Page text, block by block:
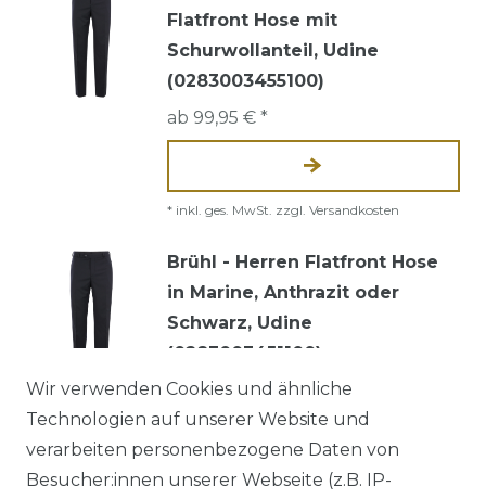
Flatfront Hose mit
Schurwollanteil, Udine
(0283003455100)
ab 99,95 € *
* inkl. ges. MwSt. zzgl. Versandkosten
Brühl - Herren Flatfront Hose
in Marine, Anthrazit oder
Schwarz, Udine
(0283003451100)
ab 99,95 € *
*inkl. ges. MwSt.zzgl.Versandkosten
Wir verwenden Cookies und ähnliche
Technologien auf unserer Website und
verarbeiten personenbezogene Daten von
Besucher:innen unserer Webseite (z.B. IP-